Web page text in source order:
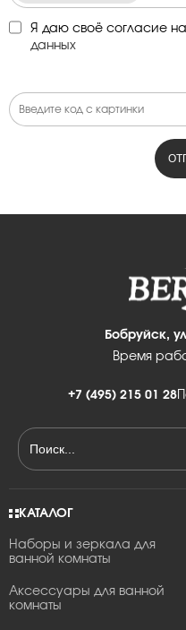
Я даю своё согласие
данных
Бобруйск,
Время
+7 (495) 215 01 28
КАТАЛОГ
Наборы и зеркала для
ванной комнаты
Аксессуары для ванной
комнаты